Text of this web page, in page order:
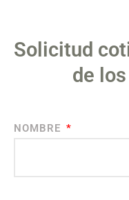
Solicitud
de
NOMBRE